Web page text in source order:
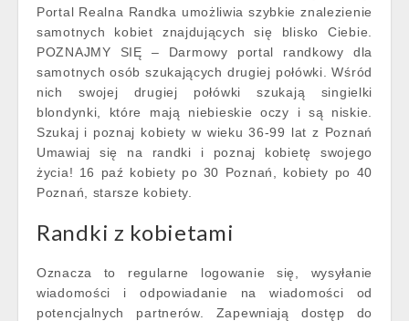
Portal Realna Randka umożliwia szybkie znalezienie
samotnych kobiet znajdujących się blisko Ciebie.
POZNAJMY SIĘ – Darmowy portal randkowy dla
samotnych osób szukających drugiej połówki. Wśród
nich swojej drugiej połówki szukają singielki
blondynki, które mają niebieskie oczy i są niskie.
Szukaj i poznaj kobiety w wieku 36-99 lat z Poznań
Umawiaj się na randki i poznaj kobietę swojego
życia! 16 paź kobiety po 30 Poznań, kobiety po 40
Poznań, starsze kobiety.
Randki z kobietami
Oznacza to regularne logowanie się, wysyłanie
wiadomości i odpowiadanie na wiadomości od
potencjalnych partnerów. Zapewniają dostęp do